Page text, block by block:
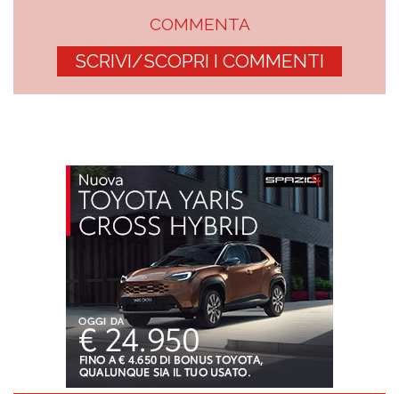
COMMENTA
SCRIVI/SCOPRI I COMMENTI